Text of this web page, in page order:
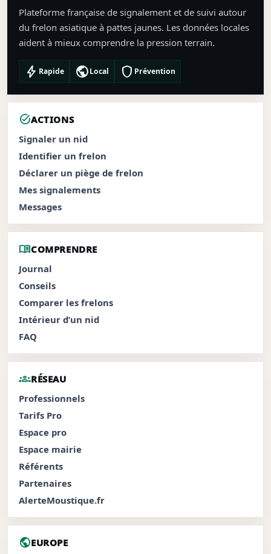
Plateforme française de signalement et de suivi autour
du frelon asiatique à pattes jaunes. Les données locales
aident à mieux comprendre la pression terrain.
bolt Rapide publicLocal shield Prévention
task_altACTIONS
Signaler un nid
Identifier un frelon
Déclarer un piège de frelon
Mes signalements
Messages
menu_bookCOMPRENDRE
Journal
Conseils
Comparer les frelons
Intérieur d’un nid
FAQ
groupsRÉSEAU
Professionnels
Tarifs Pro
Espace pro
Espace mairie
Référents
Partenaires
AlerteMoustique.fr
publicEUROPE